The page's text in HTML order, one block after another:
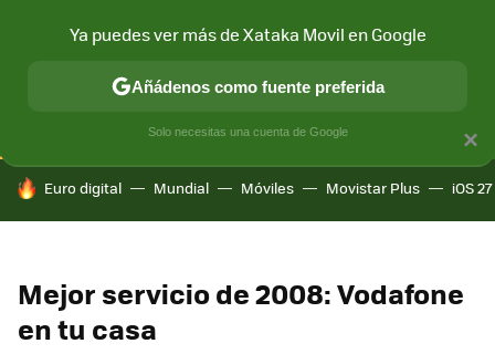
CONECTIVIDAD MÓVIL Y SOCIEDAD APLICACIONES
HOY SE HABLA DE
Euro digital Mundial Móviles Movistar Plus iOS 27
Mejor servicio de 2008: Vodafone
en tu casa
×
Ya puedes ver más de Xataka Movil en Google
Añádenos como fuente preferida
Solo necesitas una cuenta de Google